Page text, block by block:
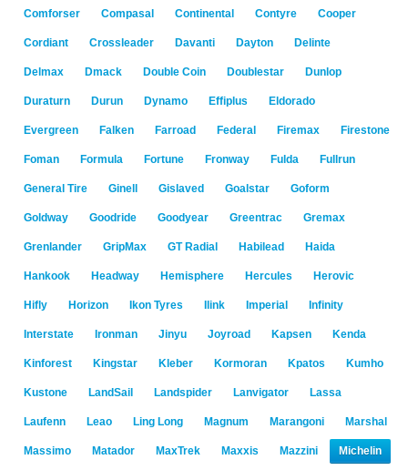
Comforser Compasal Continental Contyre Cooper
Cordiant Crossleader Davanti Dayton Delinte
Delmax Dmack Double Coin Doublestar Dunlop
Duraturn Durun Dynamo Effiplus Eldorado
Evergreen Falken Farroad Federal Firemax Firestone
Foman Formula Fortune Fronway Fulda Fullrun
General Tire Ginell Gislaved Goalstar Goform
Goldway Goodride Goodyear Greentrac Gremax
Grenlander GripMax GT Radial Habilead Haida
Hankook Headway Hemisphere Hercules Herovic
Hifly Horizon Ikon Tyres Ilink Imperial Infinity
Interstate Ironman Jinyu Joyroad Kapsen Kenda
Kinforest Kingstar Kleber Kormoran Kpatos Kumho
Kustone LandSail Landspider Lanvigator Lassa
Laufenn Leao Ling Long Magnum Marangoni Marshal
Massimo Matador MaxTrek Maxxis Mazzini Michelin